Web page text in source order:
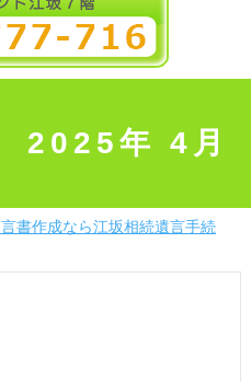
2025年 4月
書作成なら江坂相続遺言手続